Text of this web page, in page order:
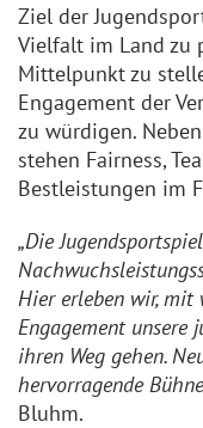
Ziel der
Vielfalt im Land zu
Mittelpunkt zu
Engagement der
zu würdigen.
stehen Fairness,
Bestleistungen im
„Die
Hier erleben wir, mit
Engagement unsere
ihren Weg gehen.
hervorragende
Bluhm.